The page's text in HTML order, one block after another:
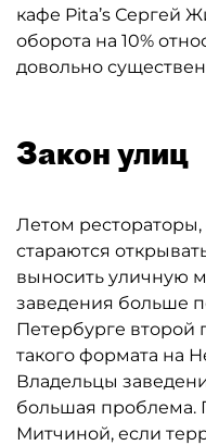
кафе Pita’s Сергей
оборота на 10%
довольно
Закон улиц
Летом
стараются
выносить уличную
заведения больше
Петербурге второй
такого формата на
Владельцы
большая проблема.
Митчиной, если